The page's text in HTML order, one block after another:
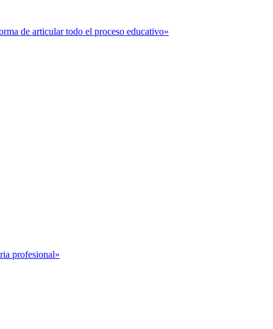
de articular todo el proceso educativo»
profesional»